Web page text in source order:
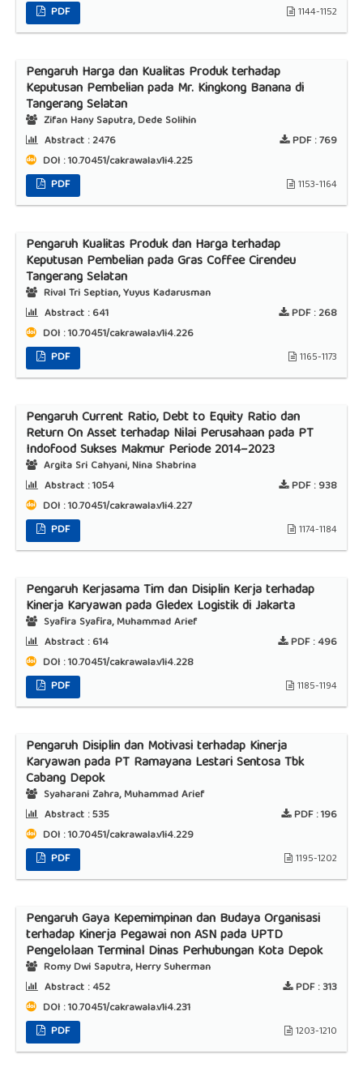
PDF
1144-1152
Pengaruh Harga dan Kualitas Produk terhadap
Keputusan Pembelian pada Mr. Kingkong Banana di
Tangerang Selatan
Zifan Hany Saputra, Dede Solihin
Abstract :2476 PDF :769
DOI : 10.70451/cakrawala.v1i4.225
PDF
1153-1164
Pengaruh Kualitas Produk dan Harga terhadap
Keputusan Pembelian pada Gras Coffee Cirendeu
Tangerang Selatan
Rival Tri Septian, Yuyus Kadarusman
Abstract :641 PDF :268
DOI : 10.70451/cakrawala.v1i4.226
PDF
1165-1173
Pengaruh Current Ratio, Debt to Equity Ratio dan
Return On Asset terhadap Nilai Perusahaan pada PT
Indofood Sukses Makmur Periode 2014–2023
Argita Sri Cahyani, Nina Shabrina
Abstract :1054 PDF :938
DOI : 10.70451/cakrawala.v1i4.227
PDF
1174-1184
Pengaruh Kerjasama Tim dan Disiplin Kerja terhadap
Kinerja Karyawan pada Gledex Logistik di Jakarta
Syafira Syafira, Muhammad Arief
Abstract :614 PDF :496
DOI : 10.70451/cakrawala.v1i4.228
PDF
1185-1194
Pengaruh Disiplin dan Motivasi terhadap Kinerja
Karyawan pada PT Ramayana Lestari Sentosa Tbk
Cabang Depok
Syaharani Zahra, Muhammad Arief
Abstract :535 PDF :196
DOI : 10.70451/cakrawala.v1i4.229
PDF
1195-1202
Pengaruh Gaya Kepemimpinan dan Budaya Organisasi
terhadap Kinerja Pegawai non ASN pada UPTD
Pengelolaan Terminal Dinas Perhubungan Kota Depok
Romy Dwi Saputra, Herry Suherman
Abstract :452 PDF :313
DOI : 10.70451/cakrawala.v1i4.231
PDF
1203-1210